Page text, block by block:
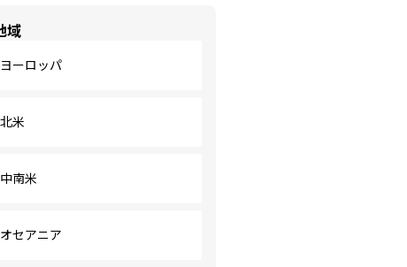
域
ヨーロッパ
北米
中南米
オセアニア